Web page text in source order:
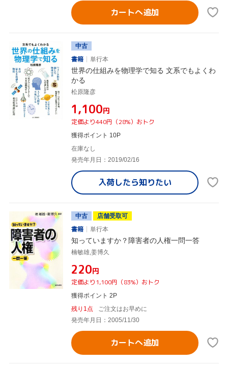
カートへ追加
中古
書籍
単行本
世界の仕組みを物理学で知る 文系でもよくわ
かる
松原隆彦
¥1,100円
定価より440円（28%）おトク
獲得ポイント 10P
在庫なし
発売年月日：2019/02/16
入荷したら知りたい
中古
店舗受取可
書籍
単行本
知っていますか？障害者の人権一問一答
楠敏雄,姜博久
¥220円
定価より1,100円（83%）おトク
獲得ポイント 2P
残り1点
ご注文はお早めに
発売年月日：2005/11/30
カートへ追加